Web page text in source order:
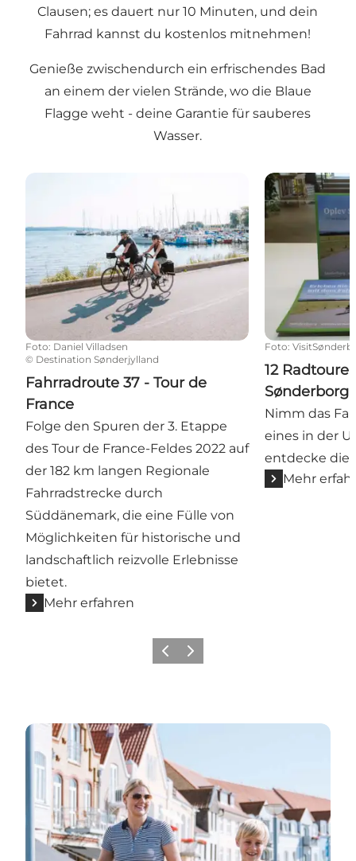
Clausen; es dauert nur 10 Minuten, und dein
Fahrrad kannst du kostenlos mitnehmen!
Genieße zwischendurch ein erfrischendes Bad
an einem der vielen Strände, wo die Blaue
Flagge weht - deine Garantie für sauberes
Wasser.
Fahrradroute 37 - Tour de France
Foto: Daniel Villadsen
© Destination Sønderjylland
Fahrradroute 37 - Tour de
France
Folge den Spuren der 3. Etappe
des Tour de France-Feldes 2022 auf
der 182 km langen Regionale
Fahrradstrecke durch
Süddänemark, die eine Fülle von
Möglichkeiten für historische und
landschaftlich reizvolle Erlebnisse
bietet.
Mehr erfahren
12 Radtouren
Foto:
12
Sønderborg
Nimm das
eines in der
entdecke die
Mehr
ZurückWeiter
Fahrradtouren in Sønderborg